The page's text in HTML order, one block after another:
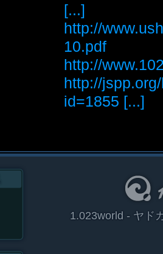
[...]
http://
10.pdf
http://
http://
id=1855 [...]
1.023world - ヤド